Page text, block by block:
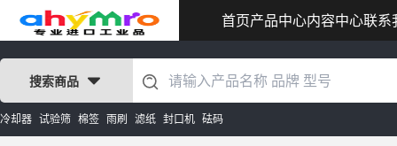
首页产品中心内容中心联系
搜索商品
冷却器 试验筛 棉签 雨刷 滤纸 封口机 砝码